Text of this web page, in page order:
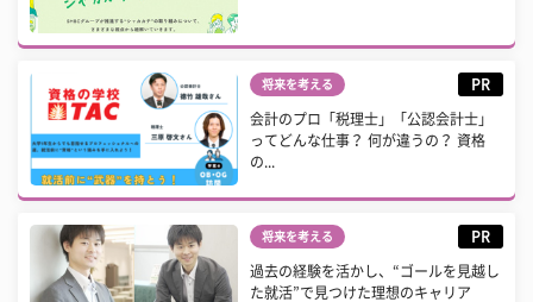
将来を考える PR
会計のプロ「税理士」「公認会計士」
ってどんな仕事？ 何が違うの？ 資格
の...
将来を考える PR
過去の経験を活かし、“ゴールを見越し
た就活”で見つけた理想のキャリア